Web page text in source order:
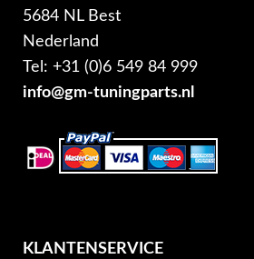
5684 NL Best
Nederland
Tel: +31 (0)6 549 84 999
info@gm-tuningparts.nl
KLANTENSERVICE